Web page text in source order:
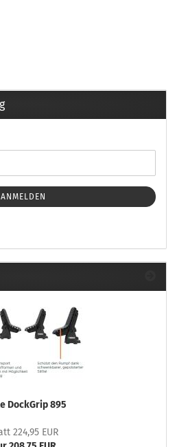
ANMELDEN
DockGrip 895
224,95 EUR